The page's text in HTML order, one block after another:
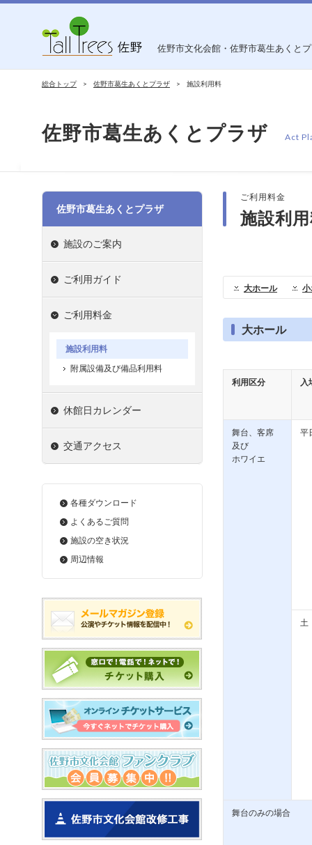
佐野市文化会館・佐野市葛生あくと
総合トップ 佐野市葛生あくとプラザ 施設利用料
佐野市葛生あくとプラザ Act
ご利用料金
施設利
大ホール
大ホール
利用区分 入
舞台、客席
及び
ホワイエ
平
土
舞台のみの場合
佐野市葛生あくとプラザ
施設のご案内
ご利用ガイド
ご利用料金
施設利用料
附属設備及び備品利用料
休館日カレンダー
交通アクセス
各種ダウンロード
よくあるご質問
施設の空き状況
周辺情報